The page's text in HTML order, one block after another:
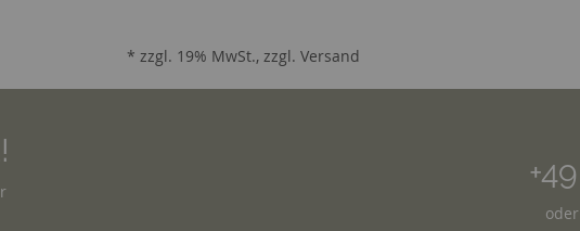
* zzgl. 19% MwSt., zzgl. Versand